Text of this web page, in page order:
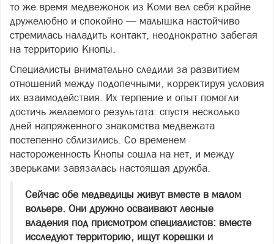
то же время медвежонок из Коми вел себя крайне
дружелюбно и спокойно — малышка настойчиво
стремилась наладить контакт, неоднократно забегая
на территорию Кнопы.
Специалисты внимательно следили за развитием
отношений между подопечными, корректируя условия
их взаимодействия. Их терпение и опыт помогли
достичь желаемого результата: спустя несколько
дней напряженного знакомства медвежата
постепенно сблизились. Со временем
настороженность Кнопы сошла на нет, и между
зверьками завязалась настоящая дружба.
Сейчас обе медведицы живут вместе в малом
вольере. Они дружно осваивают лесные
владения под присмотром специалистов: вместе
исследуют территорию, ищут корешки и